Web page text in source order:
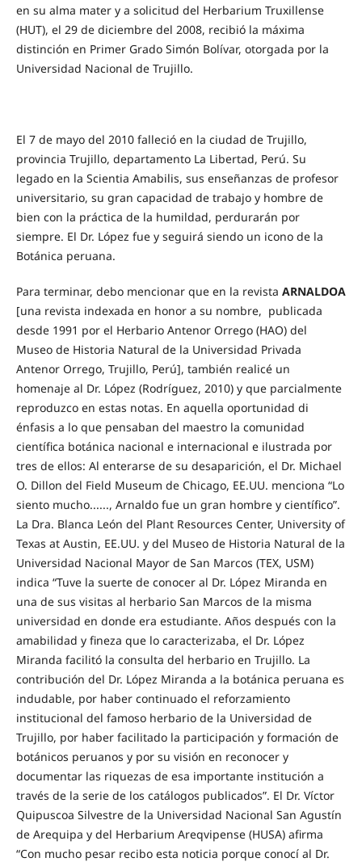
en su alma mater y a solicitud del Herbarium Truxillense
(HUT), el 29 de diciembre del 2008, recibió la máxima
distinción en Primer Grado Simón Bolívar, otorgada por la
Universidad Nacional de Trujillo.
El 7 de mayo del 2010 falleció en la ciudad de Trujillo,
provincia Trujillo, departamento La Libertad, Perú. Su
legado en la Scientia Amabilis, sus enseñanzas de profesor
universitario, su gran capacidad de trabajo y hombre de
bien con la práctica de la humildad, perdurarán por
siempre. El Dr. López fue y seguirá siendo un icono de la
Botánica peruana.
Para terminar, debo mencionar que en la revista ARNALDOA
[una revista indexada en honor a su nombre, publicada
desde 1991 por el Herbario Antenor Orrego (HAO) del
Museo de Historia Natural de la Universidad Privada
Antenor Orrego, Trujillo, Perú], también realicé un
homenaje al Dr. López (Rodríguez, 2010) y que parcialmente
reproduzco en estas notas. En aquella oportunidad di
énfasis a lo que pensaban del maestro la comunidad
científica botánica nacional e internacional e ilustrada por
tres de ellos: Al enterarse de su desaparición, el Dr. Michael
O. Dillon del Field Museum de Chicago, EE.UU. menciona “Lo
siento mucho......, Arnaldo fue un gran hombre y científico”.
La Dra. Blanca León del Plant Resources Center, University of
Texas at Austin, EE.UU. y del Museo de Historia Natural de la
Universidad Nacional Mayor de San Marcos (TEX, USM)
indica “Tuve la suerte de conocer al Dr. López Miranda en
una de sus visitas al herbario San Marcos de la misma
universidad en donde era estudiante. Años después con la
amabilidad y fineza que lo caracterizaba, el Dr. López
Miranda facilitó la consulta del herbario en Trujillo. La
contribución del Dr. López Miranda a la botánica peruana es
indudable, por haber continuado el reforzamiento
institucional del famoso herbario de la Universidad de
Trujillo, por haber facilitado la participación y formación de
botánicos peruanos y por su visión en reconocer y
documentar las riquezas de esa importante institución a
través de la serie de los catálogos publicados”. El Dr. Víctor
Quipuscoa Silvestre de la Universidad Nacional San Agustín
de Arequipa y del Herbarium Areqvipense (HUSA) afirma
“Con mucho pesar recibo esta noticia porque conocí al Dr.